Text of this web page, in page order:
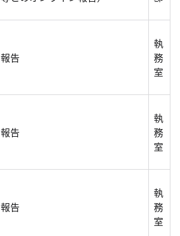
報告
執
務
室
報告
執
務
室
報告
執
務
室